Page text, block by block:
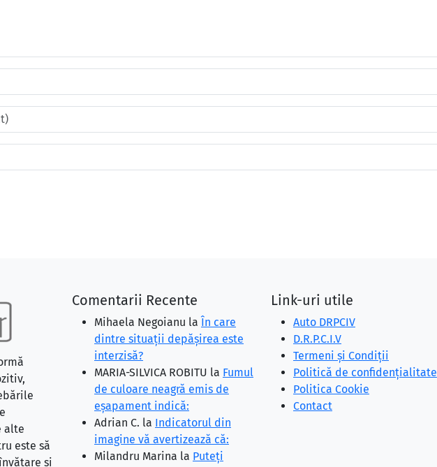
alte
este să
și
Comentarii Recente
Mihaela Negoianu la În care
dintre situaţii depăşirea este
interzisă?
MARIA-SILVICA ROBITU la Fumul
de culoare neagră emis de
eşapament indică:
Adrian C. la Indicatorul din
imagine vă avertizează că:
Milandru Marina la Puteţi
Link-uri utile
Auto DRPCIV
D.R.P.C.I.V
Termeni și Condiții
Politică de confidențialitate
Politica Cookie
Contact